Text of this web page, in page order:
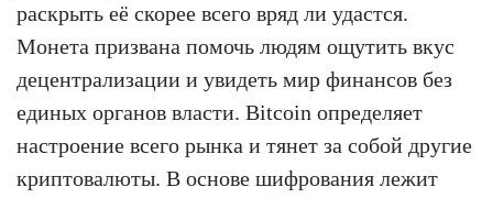
раскрыть её скорее всего вряд ли удастся.
Монета призвана помочь людям ощутить вкус
децентрализации и увидеть мир финансов без
единых органов власти. Bitcoin определяет
настроение всего рынка и тянет за собой другие
криптовалюты. В основе шифрования лежит